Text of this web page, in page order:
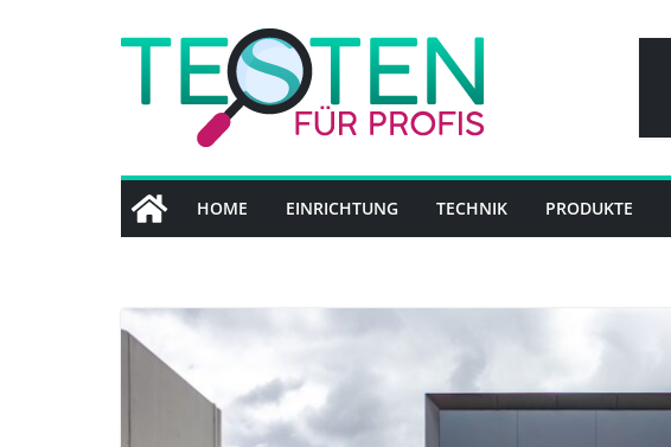
HOME EINRICHTUNG TECHNIK PRODUKTE